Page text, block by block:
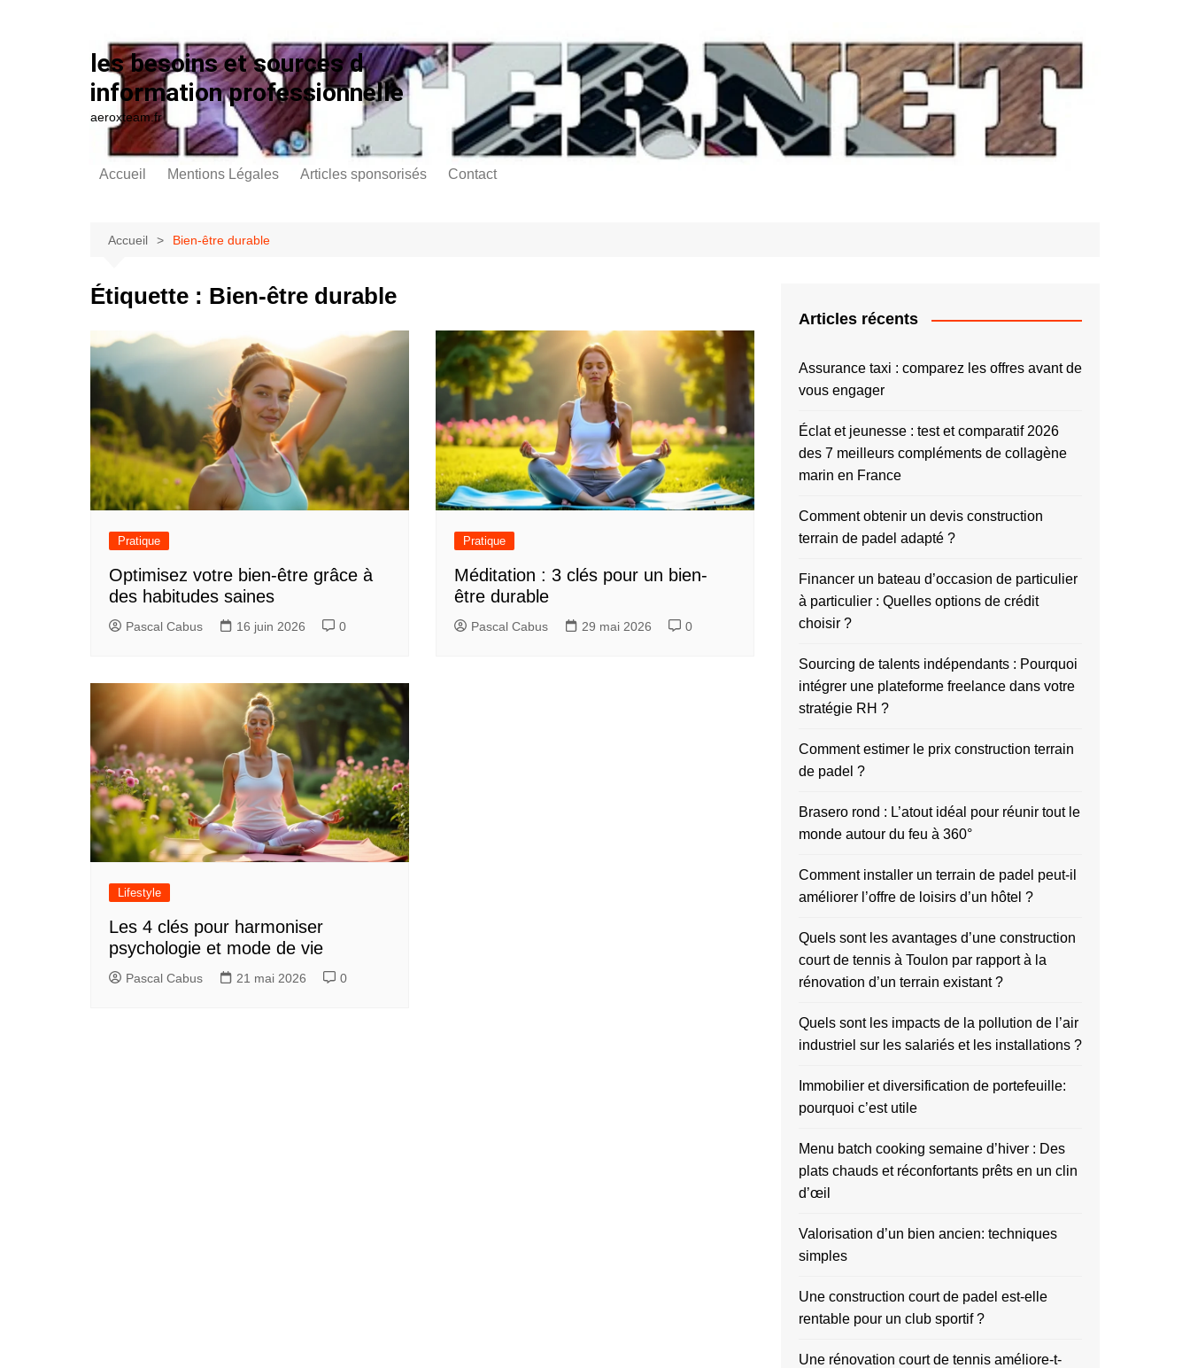
les besoins et sources d
information professionnelle
aeroxteam.fr
Accueil Mentions Légales Articles sponsorisés Contact
Accueil Bien-être durable
Étiquette : Bien-être durable
Pratique
Optimisez votre bien-être grâce à
des habitudes saines
Pascal Cabus 16 juin 2026 0
Pratique
Méditation : 3 clés pour un bien-
être durable
Pascal Cabus 29 mai 2026 0
Lifestyle
Les 4 clés pour harmoniser
psychologie et mode de vie
Pascal Cabus 21 mai 2026 0
Articles récents
Assurance taxi : comparez les offres avant de
vous engager
Éclat et jeunesse : test et comparatif 2026
des 7 meilleurs compléments de collagène
marin en France
Comment obtenir un devis construction
terrain de padel adapté ?
Financer un bateau d’occasion de particulier
à particulier : Quelles options de crédit
choisir ?
Sourcing de talents indépendants : Pourquoi
intégrer une plateforme freelance dans votre
stratégie RH ?
Comment estimer le prix construction terrain
de padel ?
Brasero rond : L’atout idéal pour réunir tout le
monde autour du feu à 360°
Comment installer un terrain de padel peut-il
améliorer l’offre de loisirs d’un hôtel ?
Quels sont les avantages d’une construction
court de tennis à Toulon par rapport à la
rénovation d’un terrain existant ?
Quels sont les impacts de la pollution de l’air
industriel sur les salariés et les installations ?
Immobilier et diversification de portefeuille:
pourquoi c’est utile
Menu batch cooking semaine d’hiver : Des
plats chauds et réconfortants prêts en un clin
d’œil
Valorisation d’un bien ancien: techniques
simples
Une construction court de padel est-elle
rentable pour un club sportif ?
Une rénovation court de tennis améliore-t-